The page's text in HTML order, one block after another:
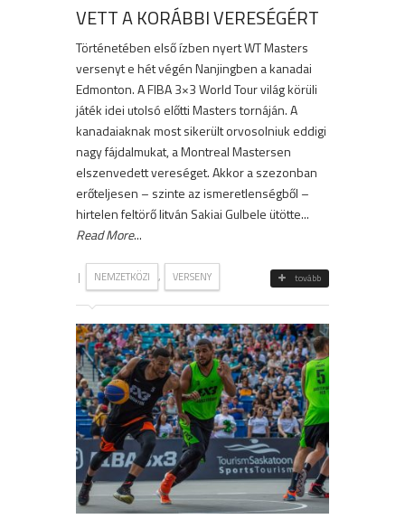
VETT A KORÁBBI VERESÉGÉRT
Történetében első ízben nyert WT Masters
versenyt e hét végén Nanjingben a kanadai
Edmonton. A FIBA 3×3 World Tour világ körüli
játék idei utolsó előtti Masters tornáján. A
kanadaiaknak most sikerült orvosolniuk eddigi
nagy fájdalmukat, a Montreal Mastersen
elszenvedett vereséget. Akkor a szezonban
erőteljesen – szinte az ismeretlenségből –
hirtelen feltörő litván Sakiai Gulbele ütötte...
Read More...
| NEMZETKÖZI , VERSENY tovább